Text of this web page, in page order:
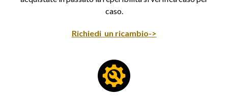
caso.
Richiedi un ricambio->